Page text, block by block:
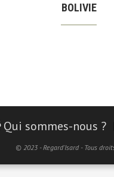
BOLIVIE
Qui sommes-nous ?
© 2023 - Regard'Isard - Tous